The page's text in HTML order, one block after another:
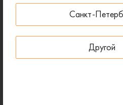
Санкт-
Другой
- 30 % ДО 15 АВГУСТА